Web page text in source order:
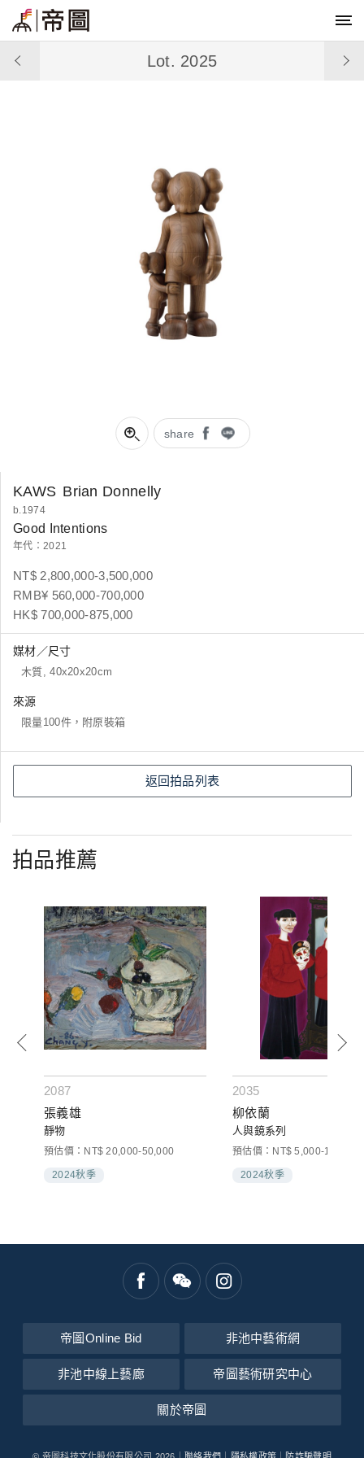
share
Lot. 2025
KAWS Brian Donnelly
b.1974
Good Intentions
年代：2021
NT$ 2,800,000-3,500,000
RMB¥ 560,000-700,000
HK$ 700,000-875,000
媒材／尺寸
木質, 40x20x20cm
來源
限量100件，附原裝箱
返回拍品列表
拍品推薦
2087
張義雄
靜物
預估價：NT$ 20,000-50,000
2024秋季
2035
柳依蘭
人與鏡系列
預估價：NT$ 5,000-10,000
2024秋季
帝圖Online Bid 非池中藝術網
非池中線上藝廊 帝圖藝術研究中心
關於帝圖